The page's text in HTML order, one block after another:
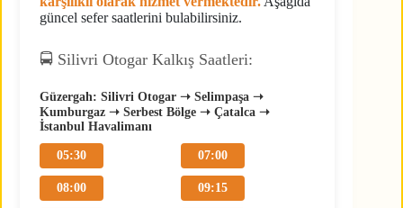
güncel sefer saatlerini bulabilirsiniz.
🚍 Silivri Otogar Kalkış Saatleri:
Güzergah: Silivri Otogar ➝ Selimpaşa ➝
Kumburgaz ➝ Serbest Bölge ➝ Çatalca ➝
İstanbul Havalimanı
05:30 07:00
08:00 09:15